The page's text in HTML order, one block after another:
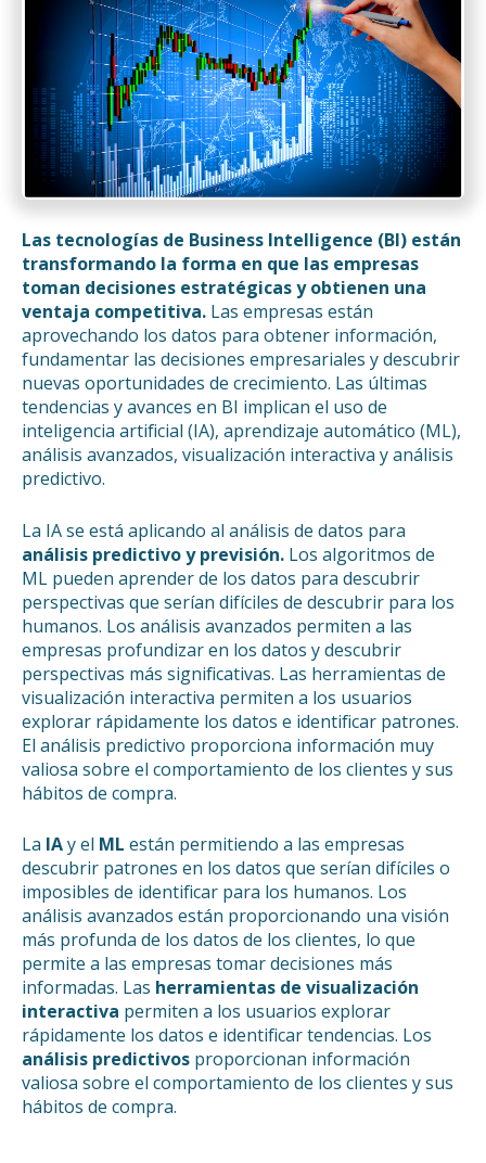
Las tecnologías de Business Intelligence (BI) están
transformando la forma en que las empresas
toman decisiones estratégicas y obtienen una
ventaja competitiva. Las empresas están
aprovechando los datos para obtener información,
fundamentar las decisiones empresariales y descubrir
nuevas oportunidades de crecimiento. Las últimas
tendencias y avances en BI implican el uso de
inteligencia artificial (IA), aprendizaje automático (ML),
análisis avanzados, visualización interactiva y análisis
predictivo.
La IA se está aplicando al análisis de datos para
análisis predictivo y previsión. Los algoritmos de
ML pueden aprender de los datos para descubrir
perspectivas que serían difíciles de descubrir para los
humanos. Los análisis avanzados permiten a las
empresas profundizar en los datos y descubrir
perspectivas más significativas. Las herramientas de
visualización interactiva permiten a los usuarios
explorar rápidamente los datos e identificar patrones.
El análisis predictivo proporciona información muy
valiosa sobre el comportamiento de los clientes y sus
hábitos de compra.
La IAy el ML están permitiendo a las empresas
descubrir patrones en los datos que serían difíciles o
imposibles de identificar para los humanos. Los
análisis avanzados están proporcionando una visión
más profunda de los datos de los clientes, lo que
permite a las empresas tomar decisiones más
informadas. Las herramientas de visualización
interactiva permiten a los usuarios explorar
rápidamente los datos e identificar tendencias. Los
análisis predictivos proporcionan información
valiosa sobre el comportamiento de los clientes y sus
hábitos de compra.